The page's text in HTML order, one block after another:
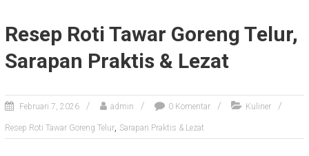
Resep Roti Tawar Goreng Telur,
Sarapan Praktis & Lezat
Februari 7, 2026 admin 0 Komentar Kuliner
Resep Roti Tawar Goreng Telur, Sarapan Praktis & Lezat